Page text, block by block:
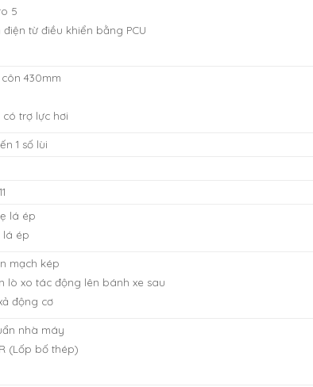
5
từ điều khiển bằng PCU
430mm
trợ lực hơi
1 số lùi
lá ép
lá ép
mạch kép
lò xo tác động lên bánh xe sau
động cơ
nhà máy
(Lốp bố thép)